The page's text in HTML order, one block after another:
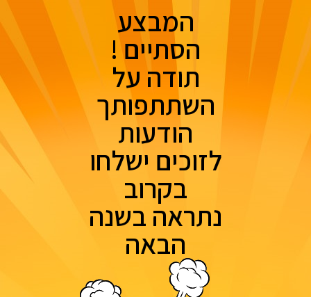
המבצע
הסתיים !
תודה על
השתתפותך
הודעות
לזוכים ישלחו
בקרוב
נתראה בשנה
הבאה